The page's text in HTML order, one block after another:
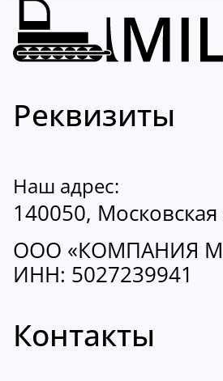
Реквизиты
Наш адрес:
140050,
ООО «КОМПАНИЯ
ИНН: 5027239941
Контакты